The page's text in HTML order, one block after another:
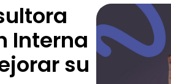
Interna
su